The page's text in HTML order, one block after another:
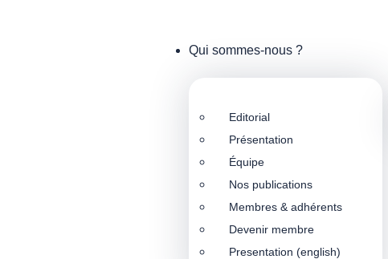
Qui sommes-nous ?
Editorial
Présentation
Équipe
Nos publications
Membres & adhérents
Devenir membre
Presentation (english)